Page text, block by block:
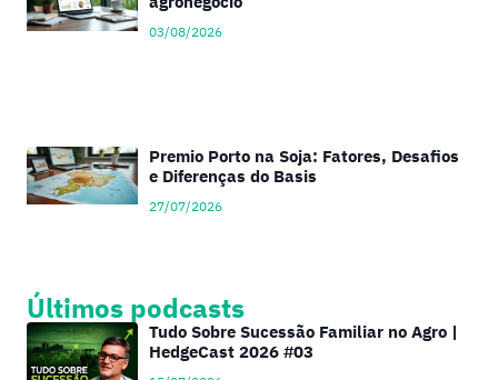
03/08/2026
Premio Porto na Soja: Fatores, Desafios
e Diferenças do Basis
27/07/2026
Últimos podcasts
Tudo Sobre Sucessão Familiar no Agro |
HedgeCast 2026 #03